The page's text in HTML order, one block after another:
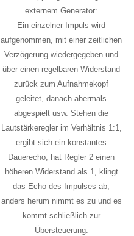
externem Generator:
Ein einzelner Impuls wird
aufgenommen, mit einer zeitlichen
Verzögerung wiedergegeben und
über einen regelbaren Widerstand
zurück zum Aufnahmekopf
geleitet, danach abermals
abgespielt usw. Stehen die
Lautstärkeregler im Verhältnis 1:1,
ergibt sich ein konstantes
Dauerecho; hat Regler 2 einen
höheren Widerstand als 1, klingt
das Echo des Impulses ab,
anders herum nimmt es zu und es
kommt schließlich zur
Übersteuerung.